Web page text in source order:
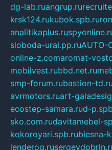
dg-lab.ruangrup.ru
krsk124.rukubok.spb.ru
analitikaplus.ru
sloboda-ural.pp.ruAUTO-
online-z.comaromat-
mobilvest.rubbd.net.ru
smp-forum.rubastion-td.ru
avrmotors.ruart-
ecostep-samara.rud-
sko.com.rudavitamebel-
kokoroyari.spb.rublesna-
lenderoq.ru